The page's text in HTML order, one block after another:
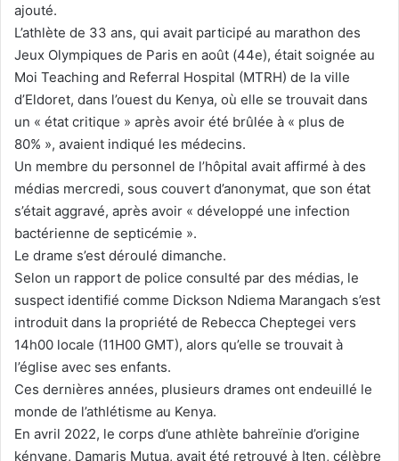
ajouté.
L’athlète de 33 ans, qui avait participé au marathon des
Jeux Olympiques de Paris en août (44e), était soignée au
Moi Teaching and Referral Hospital (MTRH) de la ville
d’Eldoret, dans l’ouest du Kenya, où elle se trouvait dans
un « état critique » après avoir été brûlée à « plus de
80% », avaient indiqué les médecins.
Un membre du personnel de l’hôpital avait affirmé à des
médias mercredi, sous couvert d’anonymat, que son état
s’était aggravé, après avoir « développé une infection
bactérienne de septicémie ».
Le drame s’est déroulé dimanche.
Selon un rapport de police consulté par des médias, le
suspect identifié comme Dickson Ndiema Marangach s’est
introduit dans la propriété de Rebecca Cheptegei vers
14h00 locale (11H00 GMT), alors qu’elle se trouvait à
l’église avec ses enfants.
Ces dernières années, plusieurs drames ont endeuillé le
monde de l’athlétisme au Kenya.
En avril 2022, le corps d’une athlète bahreïnie d’origine
kényane, Damaris Mutua, avait été retrouvé à Iten, célèbre